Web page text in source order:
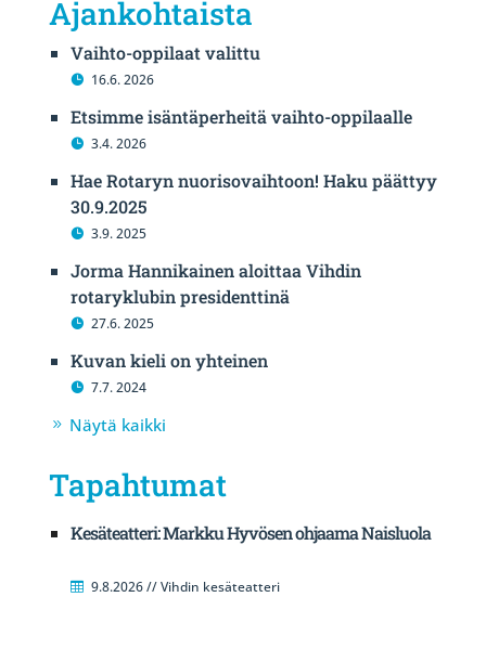
Ajankohtaista
Vaihto-oppilaat valittu
16.6. 2026
Etsimme isäntäperheitä vaihto-oppilaalle
3.4. 2026
Hae Rotaryn nuorisovaihtoon! Haku päättyy
30.9.2025
3.9. 2025
Jorma Hannikainen aloittaa Vihdin
rotaryklubin presidenttinä
27.6. 2025
Kuvan kieli on yhteinen
7.7. 2024
Näytä kaikki
Tapahtumat
Kesäteatteri: Markku Hyvösen ohjaama Naisluola
9.8.2026 // Vihdin kesäteatteri